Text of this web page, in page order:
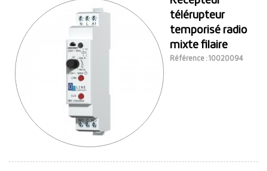
télérupteur
temporisé radio
mixte filaire
Référence : 10020094